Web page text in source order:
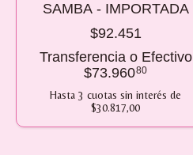
COMPRANDO 2 O MÁS
SAMBA - IMPORTADA
$92.451
Transferencia o Efectivo
$73.96080
Hasta3 cuotas sin interésde
$30.817,00